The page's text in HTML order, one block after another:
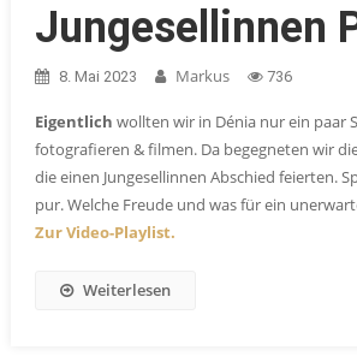
Jungesellinnen
8. Mai 2023 Markus 736
Eigentlich wollten wir in Dénia nur ein paar
fotografieren & filmen. Da begegneten wir
die einen Jungesellinnen Abschied feierten.
pur. Welche Freude und was für ein
Zur Video-Playlist.
Weiterlesen